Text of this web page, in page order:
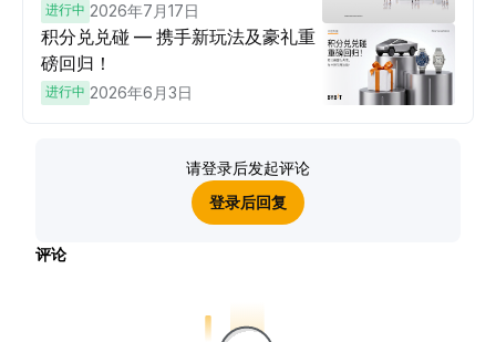
进行中 2026年7月17日
积分兑兑碰 — 携手新玩法及豪礼重
磅回归！
进行中 2026年6月3日
请登录后发起评论
登录后回复
评论